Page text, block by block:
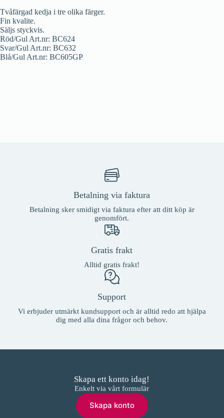
Tvåfärgad kedja i tre olika färger.
Fin kvalite.
Säljs styckvis.
Röd/Gul Art.nr: BC624
Svar/Gul Art.nr: BC632
Blå/Gul Art.nr: BC605GP
Betalning via faktura
Betalning sker smidigt via faktura efter att ditt köp är
genomfört.
Gratis frakt
Alltid gratis frakt!
Support
Vi erbjuder utmärkt kundsupport och är alltid redo att hjälpa
dig med alla dina frågor och behov.
Skapa ett konto idag!
Enkelt via vårt formulär
Skapa konto